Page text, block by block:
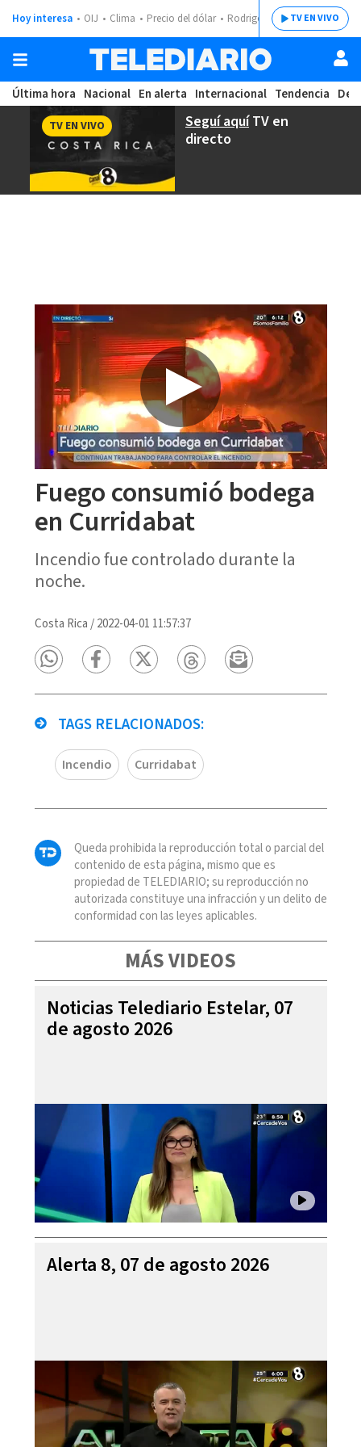
Hoy interesa OIJ Clima Precio del dólar Rodrigo ChavesTV EN VIVO
Última hora Nacional En alerta Internacional Tendencia
Seguí aquíTV en
directo
TV EN VIVO
Fuego consumió bodega
en Curridabat
Incendio fue controlado durante la
noche.
Costa Rica /2022-04-01 11:57:37
TAGS RELACIONADOS:
Incendio Curridabat
Queda prohibida la reproducción total o parcial del
contenido de esta página, mismo que es
propiedad de TELEDIARIO; su reproducción no
autorizada constituye una infracción y un delito de
conformidad con las leyes aplicables.
MÁS VIDEOS
Noticias Telediario Estelar, 07
de agosto 2026
Alerta 8, 07 de agosto 2026